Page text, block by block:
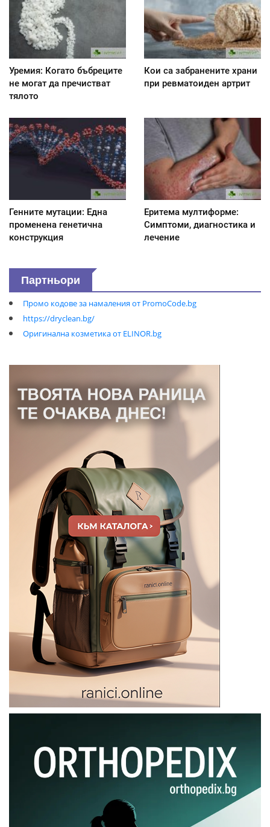
Уремия: Когато бъбреците
не могат да пречистват
тялото
Кои са забранените храни
при ревматоиден артрит
Генните мутации: Една
променена генетична
конструкция
Еритема мултиформе:
Симптоми, диагностика и
лечение
Партньори
Промо кодове за намаления от PromoCode.bg
https://dryclean.bg/
Оригинална козметика от ELINOR.bg